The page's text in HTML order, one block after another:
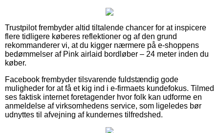
Trustpilot frembyder altid tiltalende chancer for at inspicere
flere tidligere køberes reflektioner og af den grund
rekommanderer vi, at du kigger nærmere på e-shoppens
bedømmelser af Pink airlaid bordløber – 24 meter inden du
køber.
Facebook frembyder tilsvarende fuldstændig gode
muligheder for at få et kig ind i e-firmaets kundefokus. Tilmed
ses faktisk internet foretagender hvor folk kan udforme en
anmeldelse af virksomhedens service, som ligeledes bør
udnyttes til afvejning af kundernes tilfredshed.